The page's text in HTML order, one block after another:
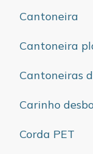
Cantoneira
Cantoneira
Cantoneiras
Carinho
Corda PET